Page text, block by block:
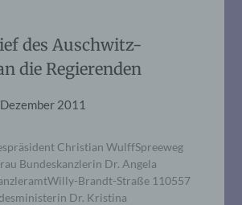
des Auschwitz-
die Regierenden
2011
Christian WulffSpreeweg
Bundeskanzlerin Dr. Angela
Brandt-Straße 110557
Dr. Kristina